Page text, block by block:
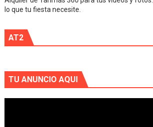
lo que tu fiesta necesite.
AT2
TU ANUNCIO AQUI